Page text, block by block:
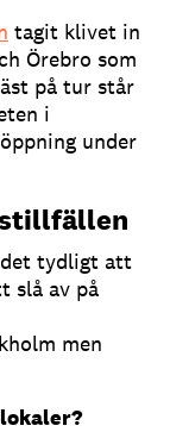
tagit klivet in
Örebro som
på tur står
i
under
tydligt att
slå av på
men